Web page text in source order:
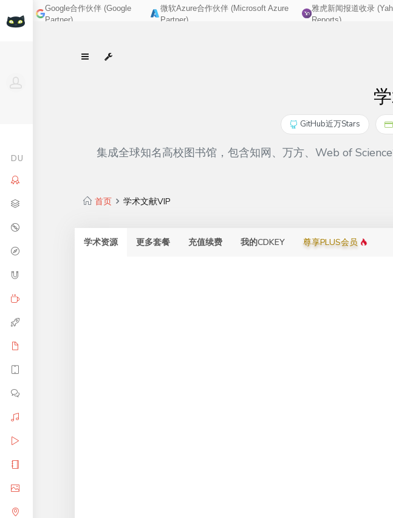
DU
Google合作伙伴 (Google
Partner)
微软Azure合作伙伴 (Microsoft Azure
Partner)
雅虎新闻报道收录
Reports)
http://yemao.one
GitHub近万Stars
集成全球知名高校图书馆，包含知网、万方、Web of
首页 学术文献VIP
学术资源 更多套餐 充值续费 我的CDKEY 尊享PLUS会员